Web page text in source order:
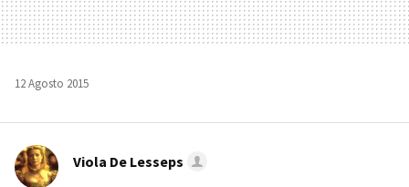
12 Agosto 2015
Viola De Lesseps